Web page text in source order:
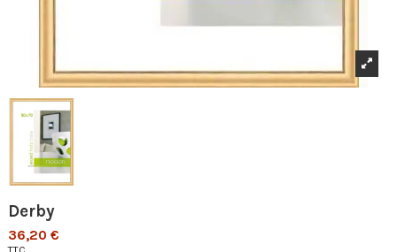
Derby
36,20 €